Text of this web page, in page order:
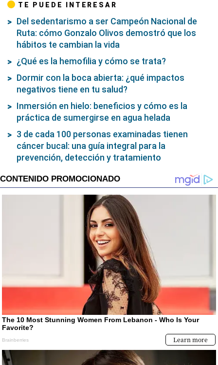
seconds
TE PUEDE INTERESAR
Del sedentarismo a ser Campeón Nacional de
Ruta: cómo Gonzalo Olivos demostró que los
hábitos te cambian la vida
¿Qué es la hemofilia y cómo se trata?
Dormir con la boca abierta: ¿qué impactos
negativos tiene en tu salud?
Inmersión en hielo: beneficios y cómo es la
práctica de sumergirse en agua helada
3 de cada 100 personas examinadas tienen
cáncer bucal: una guía integral para la
prevención, detección y tratamiento